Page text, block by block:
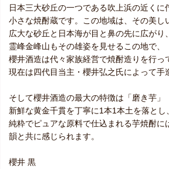
日本三大砂丘の一つである吹上浜の近くに
小さな焼酎蔵です。この地域は、その美し
広大な砂丘と日本海が目と鼻の先に広がり、
霊峰金峰山もその雄姿を見せるこの地で、
櫻井酒造は代々家族経営で焼酎造りを行っ
現在は四代目当主・櫻井弘之氏によって手
そして櫻井酒造の最大の特徴は「磨き芋」
新鮮な黄金千貫を丁寧に1本1本土を落とし
純粋でピュアな原料で仕込まれる芋焼酎
韻と共に感じられます。
櫻井 黒